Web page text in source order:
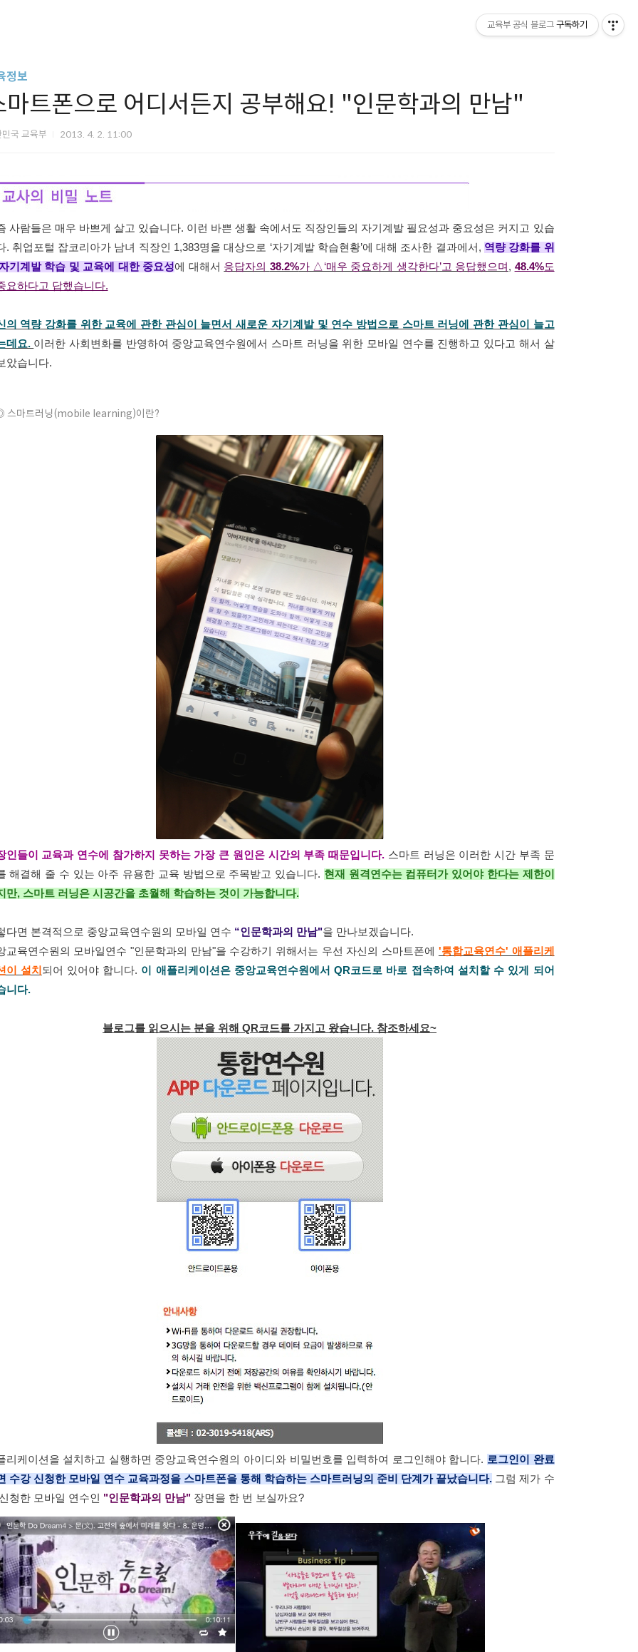
정보
마트폰으로 어디서든지 공부해요! "인문학과의 만남"
국 교육부 2013. 4. 2. 11:00
사람들은 매우 바쁘게 살고 있습니다. 이런 바쁜 생활 속에서도 직장인들의 자기계발 필요성과 중요성은 커지고 있습
. 취업포털 잡코리아가 남녀 직장인 1,383명을 대상으로 ‘자기계발 학습현황’에 대해 조사한 결과에서, 역량 강화를 위
기계발 학습 및 교육에 대한 중요성에 대해서 응답자의 38.2%가 △‘매우 중요하게 생각한다’고 응답했으며 , 48.4%도
하다고 답했습니다.
의 역량 강화를 위한 교육에 관한 관심이 늘면서 새로운 자기계발 및 연수 방법으로 스마트 러닝에 관한 관심이 늘고
데요. 이러한 사회변화를 반영하여 중앙교육연수원에서 스마트 러닝을 위한 모바일 연수를 진행하고 있다고 해서 살
았습니다.
스마트러닝(mobile learning)이란?
인들이 교육과 연수에 참가하지 못하는 가장 큰 원인은 시간의 부족 때문입니다. 스마트 러닝은 이러한 시간 부족 문
해결해 줄 수 있는 아주 유용한 교육 방법으로 주목받고 있습니다. 현재 원격연수는 컴퓨터가 있어야 한다는 제한이
만, 스마트 러닝은 시공간을 초월해 학습하는 것이 가능합니다.
다면 본격적으로 중앙교육연수원 의 모바일 연수 “인문학과의 만남"을 만나보겠습니다.
교육연수원의 모바일연수 "인문학과의 만남"을 수강하기 위해서는 우선 자신의 스마트폰에 '통합교육연수' 애플리케
이 설치 되어 있어야 합니다. 이 애플리케이션은 중앙교육연수원에서 QR코드로 바로 접속하여 설치할 수 있게 되어
니다.
블로그를 읽으시는 분을 위해 QR코드를 가지고 왔습니다. 참조하세요~
리케이션을 설치하고 실행하면 중앙교육연수원의 아이디와 비밀번호를 입력하여 로그인해야 합니다. 로그인이 완료
수강 신청한 모바일 연수 교육과정을 스마트폰을 통해 학습하는 스마트러닝의 준비 단계가 끝났습니다. 그럼 제가 수
청한 모바일 연수인 "인문학과의 만남"장면을 한 번 보실까요?
교육부 공식 블로그 구독하기